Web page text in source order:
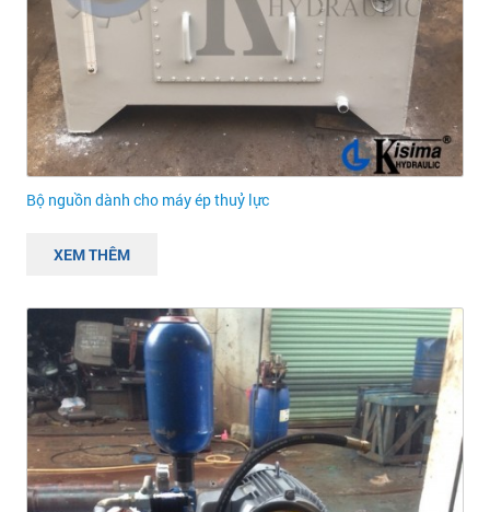
Bộ nguồn dành cho máy ép thuỷ lực
XEM THÊM